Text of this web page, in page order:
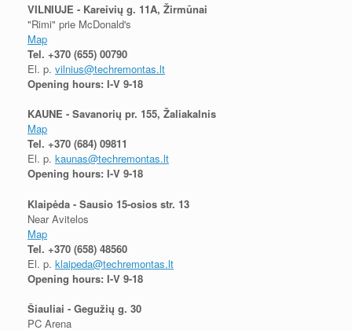
VILNIUJE - Kareivių g. 11A, Žirmūnai
"Rimi" prie McDonald's
Map
Tel. +370 (655) 00790
El. p. vilnius@techremontas.lt
Opening hours: I-V 9-18
KAUNE - Savanorių pr. 155, Žaliakalnis
Map
Tel. +370 (684) 09811
El. p. kaunas@techremontas.lt
Opening hours: I-V 9-18
Klaipėda - Sausio 15-osios str. 13
Near Avitelos
Map
Tel. +370 (658) 48560
El. p. klaipeda@techremontas.lt
Opening hours: I-V 9-18
Šiauliai - Gegužių g. 30
PC Arena